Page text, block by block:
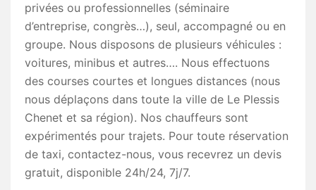
privées ou professionnelles (séminaire
d’entreprise, congrès…), seul, accompagné ou en
groupe. Nous disposons de plusieurs véhicules :
voitures, minibus et autres…. Nous effectuons
des courses courtes et longues distances (nous
nous déplaçons dans toute la ville de Le Plessis
Chenet et sa région). Nos chauffeurs sont
expérimentés pour trajets. Pour toute réservation
de taxi, contactez-nous, vous recevrez un devis
gratuit, disponible 24h/24, 7j/7.